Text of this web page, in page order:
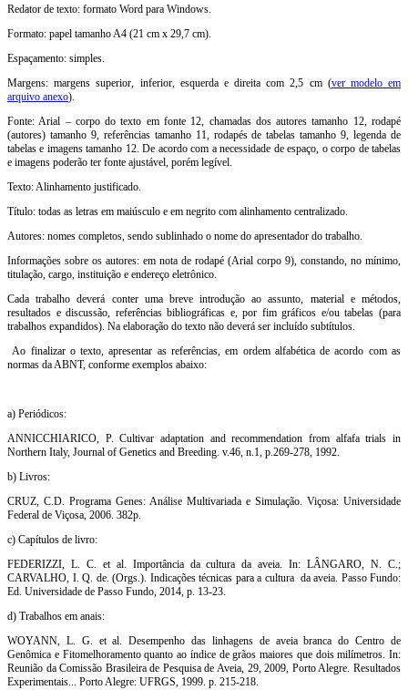
Redator de texto: formato Word para Windows.
Formato: papel tamanho A4 (21 cm x 29,7 cm).
Espaçamento: simples.
Margens: margens superior, inferior, esquerda e direita com 2,5 cm (ver modelo em
arquivo anexo).
Fonte: Arial – corpo do texto em fonte 12, chamadas dos autores tamanho 12, rodapé
(autores) tamanho 9, referências tamanho 11, rodapés de tabelas tamanho 9, legenda de
tabelas e imagens tamanho 12. De acordo com a necessidade de espaço, o corpo de tabelas
e imagens poderão ter fonte ajustável, porém legível.
Texto: Alinhamento justificado.
Título: todas as letras em maiúsculo e em negrito com alinhamento centralizado.
Autores: nomes completos, sendo sublinhado o nome do apresentador do trabalho.
Informações sobre os autores: em nota de rodapé (Arial corpo 9), constando, no mínimo,
titulação, cargo, instituição e endereço eletrônico.
Cada trabalho deverá conter uma breve introdução ao assunto, material e métodos,
resultados e discussão, referências bibliográficas e, por fim gráficos e/ou tabelas (para
trabalhos expandidos). Na elaboração do texto não deverá ser incluído subtítulos.
Ao finalizar o texto, apresentar as referências, em ordem alfabética de acordo com as
normas da ABNT, conforme exemplos abaixo:
a) Periódicos:
ANNICCHIARICO, P. Cultivar adaptation and recommendation from alfafa trials in
Northern Italy, Journal of Genetics and Breeding. v.46, n.1, p.269-278, 1992.
b) Livros:
CRUZ, C.D. Programa Genes: Análise Multivariada e Simulação. Viçosa: Universidade
Federal de Viçosa, 2006. 382p.
c) Capítulos de livro:
FEDERIZZI, L. C. et al. Importância da cultura da aveia. In: LÂNGARO, N. C.;
CARVALHO, I. Q. de. (Orgs.). Indicações técnicas para a cultura da aveia. Passo Fundo:
Ed. Universidade de Passo Fundo, 2014, p. 13-23.
d) Trabalhos em anais:
WOYANN, L. G. et al. Desempenho das linhagens de aveia branca do Centro de
Genômica e Fitomelhoramento quanto ao índice de grãos maiores que dois milímetros. In:
Reunião da Comissão Brasileira de Pesquisa de Aveia, 29, 2009, Porto Alegre. Resultados
Experimentais... Porto Alegre: UFRGS, 1999. p. 215-218.